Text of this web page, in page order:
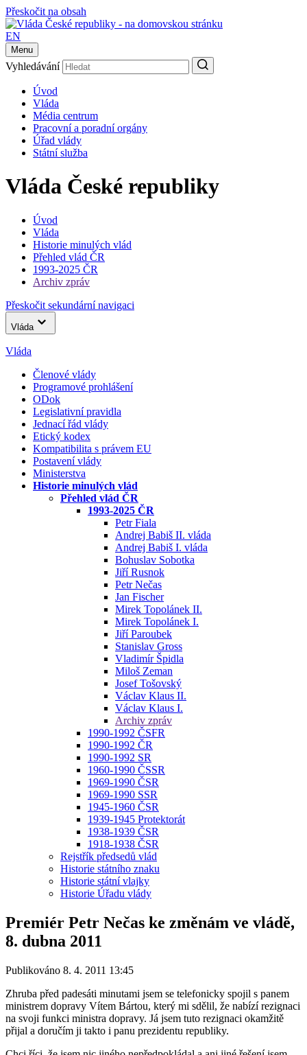
Přeskočit na obsah
EN
Menu
Vyhledávání
Úvod
Vláda
Média centrum
Pracovní a poradní orgány
Úřad vlády
Státní služba
Vláda České republiky
Úvod
Vláda
Historie minulých vlád
Přehled vlád ČR
1993-2025 ČR
Archiv zpráv
Přeskočit sekundární navigaci
Vláda
Vláda
Členové vlády
Programové prohlášení
ODok
Legislativní pravidla
Jednací řád vlády
Etický kodex
Kompatibilita s právem EU
Postavení vlády
Ministerstva
Historie minulých vlád
Přehled vlád ČR
1993-2025 ČR
Petr Fiala
Andrej Babiš II. vláda
Andrej Babiš I. vláda
Bohuslav Sobotka
Jiří Rusnok
Petr Nečas
Jan Fischer
Mirek Topolánek II.
Mirek Topolánek I.
Jiří Paroubek
Stanislav Gross
Vladimír Špidla
Miloš Zeman
Josef Tošovský
Václav Klaus II.
Václav Klaus I.
Archiv zpráv
1990-1992 ČSFR
1990-1992 ČR
1990-1992 SR
1960-1990 ČSSR
1969-1990 ČSR
1969-1990 SSR
1945-1960 ČSR
1939-1945 Protektorát
1938-1939 ČSR
1918-1938 ČSR
Rejstřík předsedů vlád
Historie státního znaku
Historie státní vlajky
Historie Úřadu vlády
Premiér Petr Nečas ke změnám ve vládě,
8. dubna 2011
Publikováno 8. 4. 2011 13:45
Zhruba před padesáti minutami jsem se telefonicky spojil s panem
ministrem dopravy Vítem Bártou, který mi sdělil, že nabízí rezignaci
na svoji funkci ministra dopravy. Já jsem tuto rezignaci okamžitě
přijal a doručím ji takto i panu prezidentu republiky.